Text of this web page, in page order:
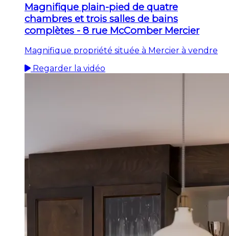
Magnifique plain-pied de quatre
chambres et trois salles de bains
complètes - 8 rue McComber Mercier
Magnifique propriété située à Mercier à vendre
Regarder la vidéo